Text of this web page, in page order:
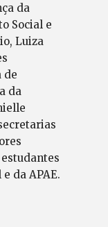
da
Social e
Luiza
de
da
da APAE.